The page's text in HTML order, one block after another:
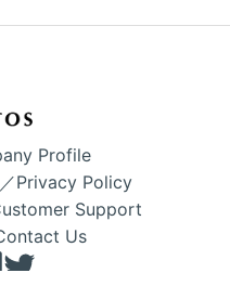
Profile
Privacy Policy
Support
Us